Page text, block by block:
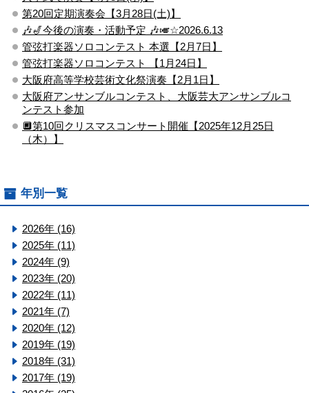
第20回定期演奏会【3月28日(土)】
🎶🎷今後の演奏・活動予定 🎶🎺☆2026.6.13
管弦打楽器ソロコンテスト ​本選【2月7日】
管弦打楽器ソロコンテスト ​【1月24日】
大阪府高等学校芸術文化祭演奏【2月1日】
大阪府アンサンブルコンテスト、大阪芸大アンサンブルコ
ンテスト参加
🔲第10回クリスマスコンサート開催【2025年12月25日
（木）】
年別一覧
2026年 (16)
2025年 (11)
2024年 (9)
2023年 (20)
2022年 (11)
2021年 (7)
2020年 (12)
2019年 (19)
2018年 (31)
2017年 (19)